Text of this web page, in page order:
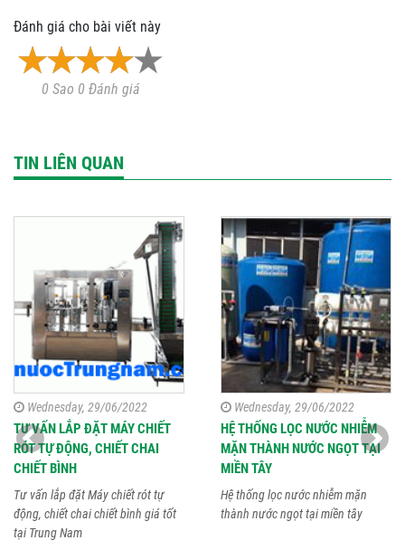
Đánh giá cho bài viết này
0 Sao 0 Đánh giá
TIN LIÊN QUAN
Wednesday, 29/06/2022
TƯ VẤN LẮP ĐẶT MÁY CHIẾT
RÓT TỰ ĐỘNG, CHIẾT CHAI
CHIẾT BÌNH
Tư vấn lắp đặt Máy chiết rót tự
động, chiết chai chiết bình giá tốt
tại Trung Nam
Wednesday, 29/06/2022
HỆ THỐNG LỌC NƯỚC NHIỄM
MẶN THÀNH NƯỚC NGỌT TẠI
MIỀN TÂY
Hệ thống lọc nước nhiễm mặn
thành nước ngọt tại miền tây